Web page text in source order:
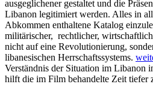
ausgeglichener gestaltet und die
Libanon legitimiert werden. Alles in
Abkommen enthaltene Katalog
militärischer, rechtlicher,
nicht auf eine Revolutionierung,
libanesischen Herrschaftssystems.
Verständnis der Situation im Libanon
hilft die im Film behandelte Zeit tiefer